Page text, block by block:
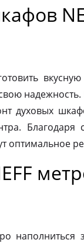
духовых
оптимальное